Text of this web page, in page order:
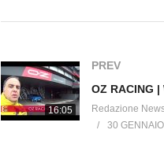
Canale ufficiale unico di
APP TUNING – http://goo.gl/
APP OFF ROAD 4×4 – http://
16:05
PREV
OZ RACING
Redazione
30